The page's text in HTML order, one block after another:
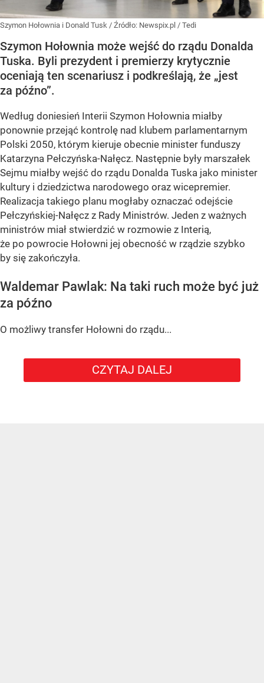
Szymon Hołownia i Donald Tusk / Źródło: Newspix.pl / Tedi
Szymon Hołownia może wejść do rządu Donalda
Tuska. Byli prezydent i premierzy krytycznie
oceniają ten scenariusz i podkreślają, że „jest
za późno”.
Według doniesień Interii Szymon Hołownia miałby
ponownie przejąć kontrolę nad klubem parlamentarnym
Polski 2050, którym kieruje obecnie minister funduszy
Katarzyna Pełczyńska-Nałęcz. Następnie były marszałek
Sejmu miałby wejść do rządu Donalda Tuska jako minister
kultury i dziedzictwa narodowego oraz wicepremier.
Realizacja takiego planu mogłaby oznaczać odejście
Pełczyńskiej-Nałęcz z Rady Ministrów. Jeden z ważnych
ministrów miał stwierdzić w rozmowie z Interią,
że po powrocie Hołowni jej obecność w rządzie szybko
by się zakończyła.
Waldemar Pawlak: Na taki ruch może być już
za późno
O możliwy transfer Hołowni do rządu...
CZYTAJ DALEJ